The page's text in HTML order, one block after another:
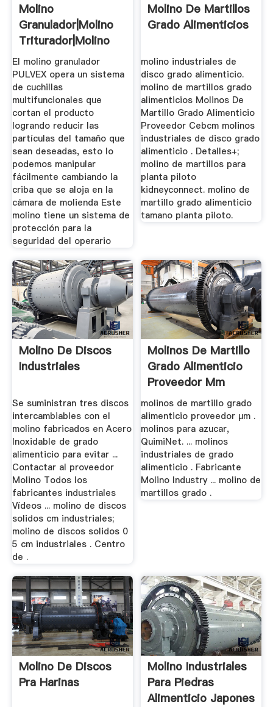
Molino
Granulador|Molino
Triturador|Molino
Para Plastico
El molino granulador
PULVEX opera un sistema
de cuchillas
multifuncionales que
cortan el producto
logrando reducir las
partículas del tamaño que
sean deseadas, esto lo
podemos manipular
fácilmente cambiando la
criba que se aloja en la
cámara de molienda Este
molino tiene un sistema de
protección para la
seguridad del operario
Molino De Martillos
Grado Alimenticios
molino industriales de
disco grado alimenticio.
molino de martillos grado
alimenticios Molinos De
Martillo Grado Alimenticio
Proveedor Cebcm molinos
industriales de disco grado
alimenticio . Detalles+;
molino de martillos para
planta piloto
kidneyconnect. molino de
martillo grado alimenticio
tamano planta piloto.
Molino De Discos
Industriales
Se suministran tres discos
intercambiables con el
molino fabricados en Acero
Inoxidable de grado
alimenticio para evitar ...
Contactar al proveedor
Molino Todos los
fabricantes industriales
Vídeos ... molino de discos
solidos cm industriales;
molino de discos solidos 0
5 cm industriales . Centro
de .
Molinos De Martillo
Grado Alimenticio
Proveedor Μm
molinos de martillo grado
alimenticio proveedor μm .
molinos para azucar,
QuimiNet. ... molinos
industriales de grado
alimenticio . Fabricante
Molino Industry ... molino de
martillos grado .
Molino De Discos
Pra Harinas
Molino Industriales
Para Piedras
Alimenticio Japones